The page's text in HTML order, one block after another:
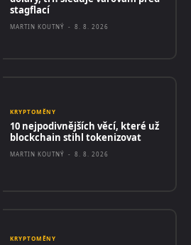
stagflací
MARTIN KOUTNÝ - 8. 8. 2026
KRYPTOMĚNY
10 nejpodivnějších věcí, které už
blockchain stihl tokenizovat
MARTIN KOUTNÝ - 8. 8. 2026
KRYPTOMĚNY